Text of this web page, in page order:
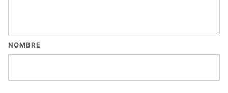
NOMBRE